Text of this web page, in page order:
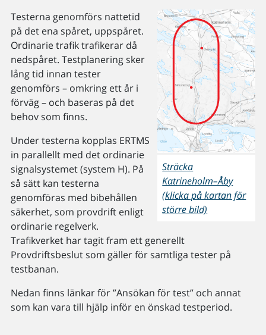
Sträcka
Katrineholm–Åby
(klicka på kartan för
större bild)
Testerna genomförs nattetid
på det ena spåret, uppspåret.
Ordinarie trafik trafikerar då
nedspåret. Testplanering sker
lång tid innan tester
genomförs – omkring ett år i
förväg – och baseras på det
behov som finns.
Under testerna kopplas ERTMS
in parallellt med det ordinarie
signalsystemet (system H). På
så sätt kan testerna
genomföras med bibehållen
säkerhet, som provdrift enligt
ordinarie regelverk.
Trafikverket har tagit fram ett generellt
Provdriftsbeslut som gäller för samtliga tester på
testbanan.
Nedan finns länkar för ”Ansökan för test” och annat
som kan vara till hjälp inför en önskad testperiod.